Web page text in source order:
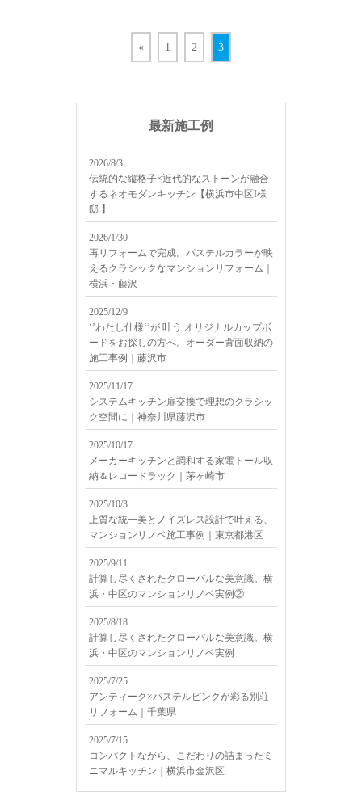
« 1 2 3
最新施工例
2026/8/3
伝統的な縦格子×近代的なストーンが融合
するネオモダンキッチン【横浜市中区I様
邸 】
2026/1/30
再リフォームで完成。パステルカラーが映
えるクラシックなマンションリフォーム｜
横浜・藤沢
2025/12/9
‘’わたし仕様‘’が 叶う オリジナルカップボ
ードをお探しの方へ。オーダー背面収納の
施工事例｜藤沢市
2025/11/17
システムキッチン扉交換で理想のクラシッ
ク空間に｜神奈川県藤沢市
2025/10/17
メーカーキッチンと調和する家電トール収
納＆レコードラック｜茅ヶ崎市
2025/10/3
上質な統一美とノイズレス設計で叶える、
マンションリノベ施工事例｜東京都港区
2025/9/11
計算し尽くされたグローバルな美意識。横
浜・中区のマンションリノベ実例②
2025/8/18
計算し尽くされたグローバルな美意識。横
浜・中区のマンションリノベ実例
2025/7/25
アンティーク×パステルピンクが彩る別荘
リフォーム｜千葉県
2025/7/15
コンパクトながら、こだわりの詰まったミ
ニマルキッチン｜横浜市金沢区